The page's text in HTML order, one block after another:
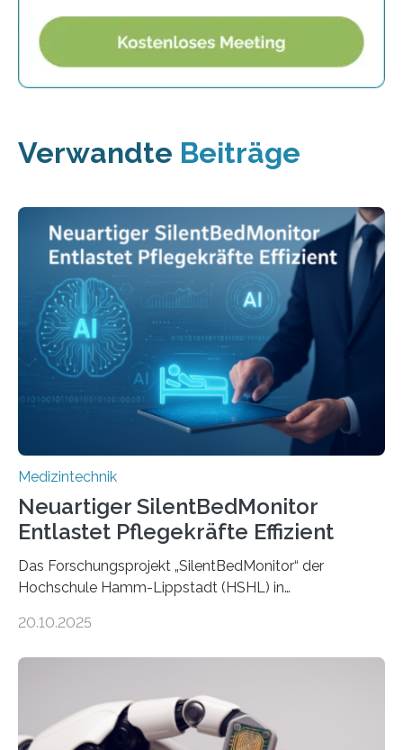
Verwandte Beiträge
Medizintechnik
Neuartiger SilentBedMonitor
Entlastet Pflegekräfte Effizient
Das Forschungsprojekt „SilentBedMonitor“ der
Hochschule Hamm-Lippstadt (HSHL) in
auf Personen ab, die bettlägerig sind oder in ihrer
Entwicklung der Sensorik und Datenübertragung. Die
HSHL verantwortet die wissenschaftliche Begleitung
sowie die KI-gestützte Datenauswertung. Das Ziel ist
20.10.2025